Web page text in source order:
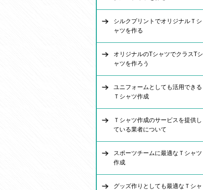
シルクプリントでオリジナルＴシ
ャツを作る
オリジナルのTシャツでクラスTシ
ャツを作ろう
ユニフォームとしても活用できる
Ｔシャツ作成
Ｔシャツ作成のサービスを提供し
ている業者について
スポーツチームに最適なＴシャツ
作成
グッズ作りとしても最適なＴシャ